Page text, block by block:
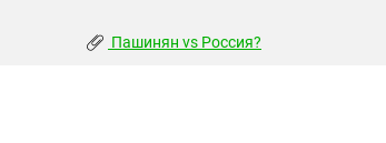
Пашинян vs Россия?